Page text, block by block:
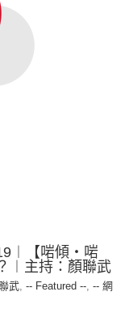
【啱傾‧啱
︱主持：顏聯武
武, -- Featured --, -- 網